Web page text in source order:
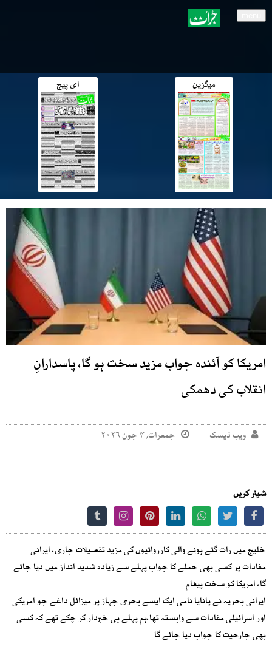
میگزین ای پیج
امریکا کو آئندہ جواب مزید سخت ہو گا، پاسدارانِ
انقلاب کی دھمکی
ویب ڈیسک جمعرات, ۴ جون ۲۰۲۶
شیئر کریں
خلیج میں رات گئے ہونے والی کارروائیوں کی مزید تفصیلات جاری، ایرانی
مفادات پر کسی بھی حملے کا جواب پہلے سے زیادہ شدید انداز میں دیا جائے
گا، امریکا کو سخت پیغام
ایرانی بحریہ نے پانایا نامی ایک ایسے بحری جہاز پر میزائل داغے جو امریکی
اور اسرائیلی مفادات سے وابستہ تھا،ہم پہلے ہی خبردار کر چکے تھے کہ کسی
بھی جارحیت کا جواب دیا جائے گا